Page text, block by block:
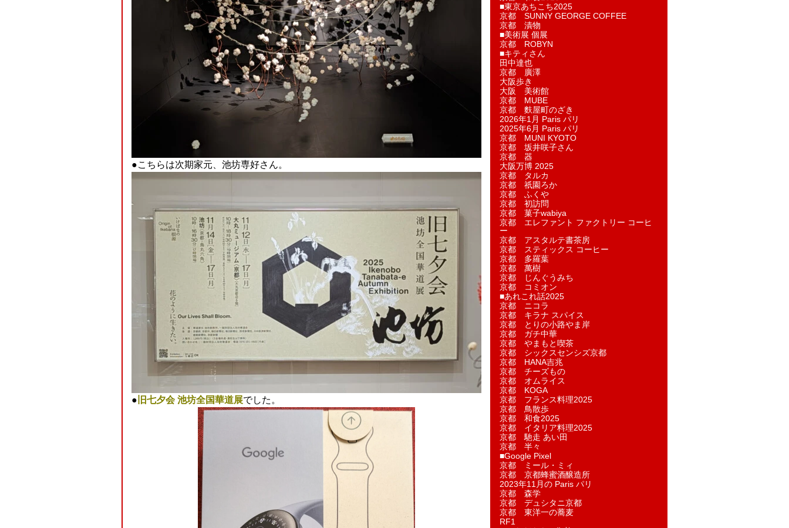
●こちらは次期家元、池坊専好さん。
● 旧七夕会 池坊全国華道展でした。
■東京あちこち2025
京都 SUNNY GEORGE COFFEE
京都 漬物
■美術展 個展
京都 ROBYN
■キティさん
田中達也
京都 廣澤
大阪歩き
大阪 美術館
京都 MUBE
京都 麩屋町のざき
2026年1月 Paris パリ
2025年6月 Paris パリ
京都 MUNI KYOTO
京都 坂井咲子さん
京都 器
大阪万博 2025
京都 タルカ
京都 祇園ろか
京都 ふくや
京都 初訪問
京都 菓子wabiya
京都 エレファント ファクトリー コーヒ
ー
京都 アスタルテ書茶房
京都 スティックス コーヒー
京都 多羅葉
京都 萬樹
京都 じんぐうみち
京都 コミオン
■あれこれ話2025
京都 ニコラ
京都 キラナ スパイス
京都 とりの小路やま岸
京都 ガチ中華
京都 やまもと喫茶
京都 シックスセンシズ京都
京都 HANA吉兆
京都 チーズもの
京都 オムライス
京都 KOGA
京都 フランス料理2025
京都 鳥散歩
京都 和食2025
京都 イタリア料理2025
京都 馳走 あい田
京都 半々
■Google Pixel
京都 ミール・ミィ
京都 京都蜂蜜酒醸造所
2023年11月の Paris パリ
京都 森学
京都 デュシタニ京都
京都 東洋一の蕎麦
RF1